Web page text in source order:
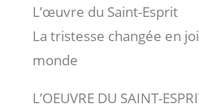
L’œuvre du Saint-Esprit
La tristesse changée en
monde
L’OEUVRE DU SAINT-